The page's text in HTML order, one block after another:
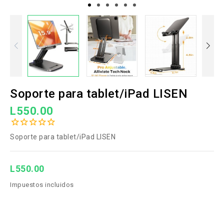
Soporte para tablet/iPad LISEN
L550.00
Soporte para tablet/iPad LISEN
L550.00
Impuestos incluidos